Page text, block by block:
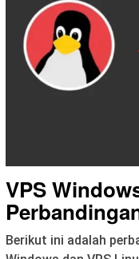
VPS
Berikut ini adalah